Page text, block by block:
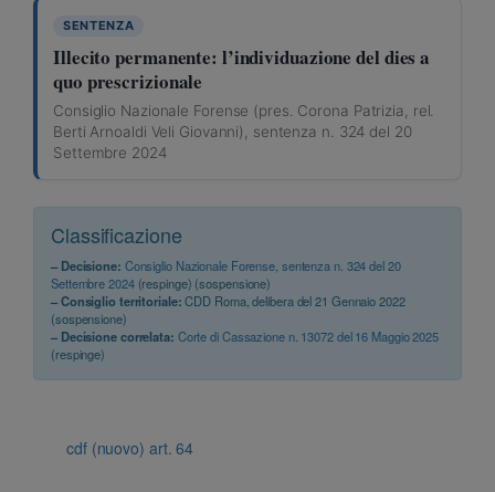
SENTENZA
Illecito permanente: l’individuazione del dies a
quo prescrizionale
Consiglio Nazionale Forense (pres. Corona Patrizia, rel.
Berti Arnoaldi Veli Giovanni), sentenza n. 324 del 20
Settembre 2024
Classificazione
– Decisione: Consiglio Nazionale Forense, sentenza n. 324 del 20
Settembre 2024(respinge) (sospensione)
– Consiglio territoriale:CDD Roma, delibera del 21 Gennaio 2022
(sospensione)
– Decisione correlata: Corte di Cassazione n. 13072 del 16 Maggio 2025
(respinge)
cdf (nuovo) art. 64